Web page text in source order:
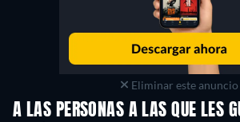
Eliminar este anuncio
A LAS PERSONAS A LAS QUE LES